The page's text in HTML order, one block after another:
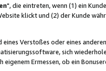
", die eintreten, wenn (1) ein
klickt und (2) der Kunde
Verstoßes oder eines
sich
Ermessen, ob ein